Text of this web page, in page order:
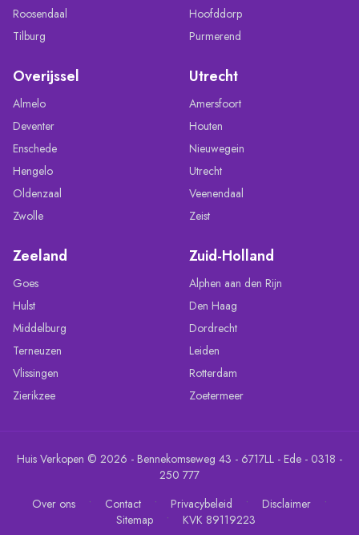
Roosendaal
Tilburg
Hoofddorp
Purmerend
Overijssel
Almelo
Deventer
Enschede
Hengelo
Oldenzaal
Zwolle
Utrecht
Amersfoort
Houten
Nieuwegein
Utrecht
Veenendaal
Zeist
Zeeland
Goes
Hulst
Middelburg
Terneuzen
Vlissingen
Zierikzee
Zuid-Holland
Alphen aan den Rijn
Den Haag
Dordrecht
Leiden
Rotterdam
Zoetermeer
Huis Verkopen © 2026 - Bennekomseweg 43 - 6717LL - Ede - 0318 -
250 777
Over ons
• Contact • Privacybeleid • Disclaimer •
Sitemap • KVK 89119223